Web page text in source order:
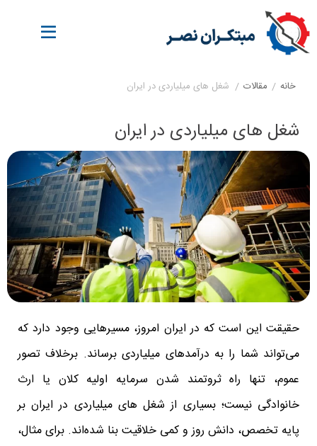
خانه / مقالات / شغل های میلیاردی در ایران
شغل های میلیاردی در ایران
حقیقت این است که در ایران امروز، مسیرهایی وجود دارد که
می‌تواند شما را به درآمدهای میلیاردی برساند. برخلاف تصور
عموم، تنها راه ثروتمند شدن سرمایه اولیه کلان یا ارث
خانوادگی نیست؛ بسیاری از شغل های میلیاردی در ایران بر
پایه تخصص، دانش روز و کمی خلاقیت بنا شده‌اند. برای مثال،